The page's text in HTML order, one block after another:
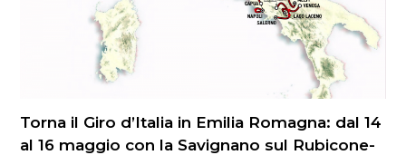
Torna il Giro d’Italia in Emilia Romagna: dal 14
al 16 maggio con la Savignano sul Rubicone-